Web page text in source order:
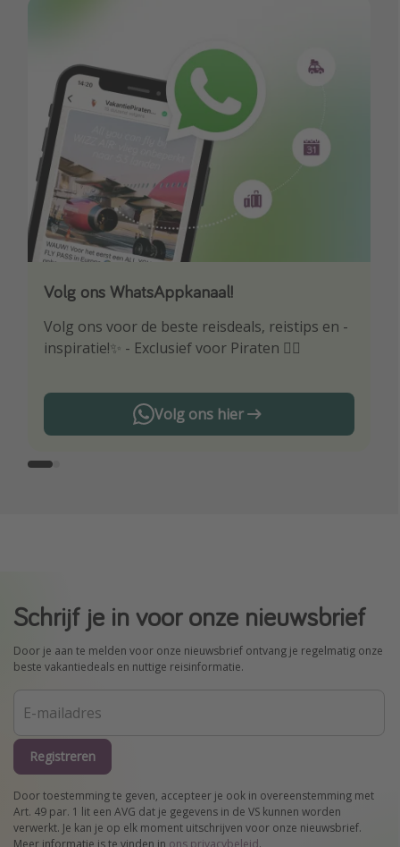
Volg ons WhatsAppkanaal!
Volg ons voor de beste reisdeals, reistips en -
inspiratie!✨ - Exclusief voor Piraten 🏴‍☠️
Volg ons hier
Download onze app
Wees als eerste op de hoogte van de beste
reisaanbiedingen
Schrijf je in voor onze nieuwsbrief
Door je aan te melden voor onze nieuwsbrief ontvang je regelmatig onze
beste vakantiedeals en nuttige reisinformatie.
Registreren
Door toestemming te geven, accepteer je ook in overeenstemming met
Art. 49 par. 1 lit een AVG dat je gegevens in de VS kunnen worden
verwerkt. Je kan je op elk moment uitschrijven voor onze nieuwsbrief.